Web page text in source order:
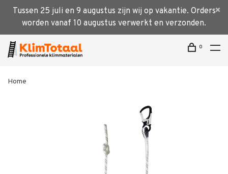
Tussen 25 juli en 9 augustus zijn wij op vakantie. Orders
worden vanaf 10 augustus verwerkt en verzonden.
0
Home